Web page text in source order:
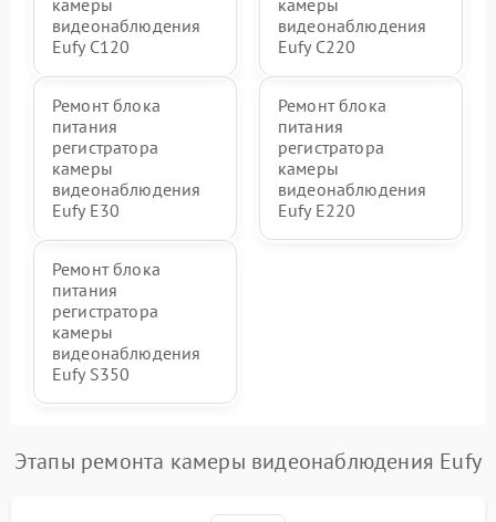
камеры
видеонаблюдения
Eufy C120
камеры
видеонаблюдения
Eufy C220
Ремонт блока
питания
регистратора
камеры
видеонаблюдения
Eufy E30
Ремонт блока
питания
регистратора
камеры
видеонаблюдения
Eufy E220
Ремонт блока
питания
регистратора
камеры
видеонаблюдения
Eufy S350
Этапы ремонта камеры видеонаблюдения Eufy